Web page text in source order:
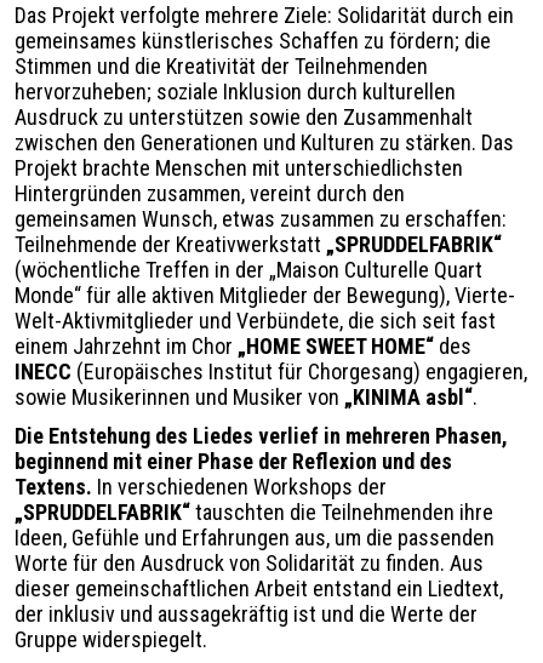
Das Projekt verfolgte mehrere Ziele: Solidarität durch ein
gemeinsames künstlerisches Schaffen zu fördern; die
Stimmen und die Kreativität der Teilnehmenden
hervorzuheben; soziale Inklusion durch kulturellen
Ausdruck zu unterstützen sowie den Zusammenhalt
zwischen den Generationen und Kulturen zu stärken. Das
Projekt brachte Menschen mit unterschiedlichsten
Hintergründen zusammen, vereint durch den
gemeinsamen Wunsch, etwas zusammen zu erschaffen:
Teilnehmende der Kreativwerkstatt „SPRUDDELFABRIK“
(wöchentliche Treffen in der „Maison Culturelle Quart
Monde“ für alle aktiven Mitglieder der Bewegung), Vierte-
Welt-Aktivmitglieder und Verbündete, die sich seit fast
einem Jahrzehnt im Chor „HOME SWEET HOME“ des
INECC (Europäisches Institut für Chorgesang) engagieren,
sowie Musikerinnen und Musiker von „KINIMA asbl“.
Die Entstehung des Liedes verlief in mehreren Phasen,
beginnend mit einer Phase der Reflexion und des
Textens. In verschiedenen Workshops der
„SPRUDDELFABRIK“tauschten die Teilnehmenden ihre
Ideen, Gefühle und Erfahrungen aus, um die passenden
Worte für den Ausdruck von Solidarität zu finden. Aus
dieser gemeinschaftlichen Arbeit entstand ein Liedtext,
der inklusiv und aussagekräftig ist und die Werte der
Gruppe widerspiegelt.